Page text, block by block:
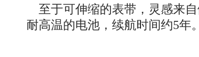
至于可伸缩的表带，灵感来自
耐高温的电池，续航时间约5年。